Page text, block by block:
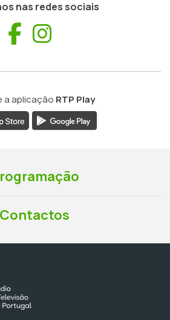
nas redes sociais
Facebook
a aplicação RTP Play
Contactos